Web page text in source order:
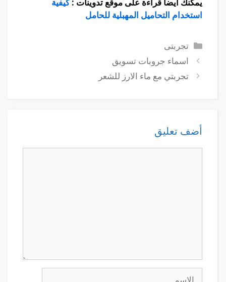
استخدام التحاميل المهبلية للحامل
التصنيفات
تجربتى
اسماء جروبات تسويق
تجربتي مع ماء الارز للشعر
أضف تعليق